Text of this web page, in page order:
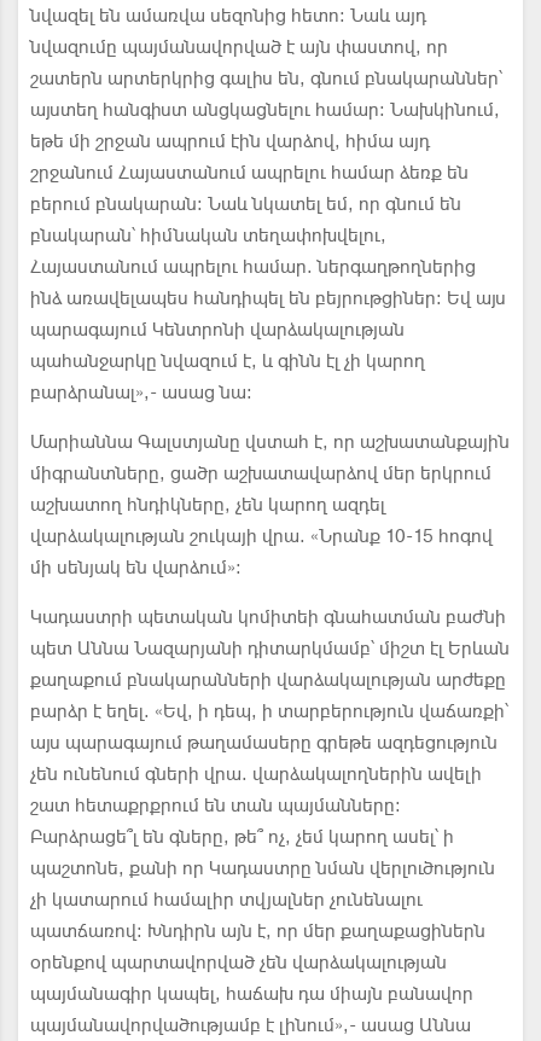
նվազել են ամառվա սեզոնից հետո: Նաև այդ
նվազումը պայմանավորված է այն փաստով, որ
շատերն արտերկրից գալիս են, գնում բնակարաններ՝
այստեղ հանգիստ անցկացնելու համար: Նախկինում,
եթե մի շրջան ապրում էին վարձով, հիմա այդ
շրջանում Հայաստանում ապրելու համար ձեռք են
բերում բնակարան: Նաև նկատել եմ, որ գնում են
բնակարան՝ հիմնական տեղափոխվելու,
Հայաստանում ապրելու համար. ներգաղթողներից
ինձ առավելապես հանդիպել են բեյրութցիներ: Եվ այս
պարագայում Կենտրոնի վարձակալության
պահանջարկը նվազում է, և գինն էլ չի կարող
բարձրանալ»,- ասաց նա:
Մարիաննա Գալստյանը վստահ է, որ աշխատանքային
միգրանտները, ցածր աշխատավարձով մեր երկրում
աշխատող հնդիկները, չեն կարող ազդել
վարձակալության շուկայի վրա. «Նրանք 10-15 հոգով
մի սենյակ են վարձում»:
Կադաստրի պետական կոմիտեի գնահատման բաժնի
պետ Աննա Նազարյանի դիտարկմամբ՝ միշտ էլ Երևան
քաղաքում բնակարանների վարձակալության արժեքը
բարձր է եղել. «Եվ, ի դեպ, ի տարբերություն վաճառքի՝
այս պարագայում թաղամասերը գրեթե ազդեցություն
չեն ունենում գների վրա. վարձակալողներին ավելի
շատ հետաքրքրում են տան պայմանները:
Բարձրացե՞լ են գները, թե՞ ոչ, չեմ կարող ասել՝ ի
պաշտոնե, քանի որ Կադաստրը նման վերլուծություն
չի կատարում համալիր տվյալներ չունենալու
պատճառով: Խնդիրն այն է, որ մեր քաղաքացիներն
օրենքով պարտավորված չեն վարձակալության
պայմանագիր կապել, հաճախ դա միայն բանավոր
պայմանավորվածությամբ է լինում»,- ասաց Աննա